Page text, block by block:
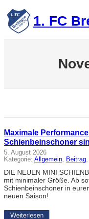
Zum
Inhalt
springen 1. FC
Maximale
Schienbeinschoner
5. August 2026
Kategorie: Allgemein, Beitrag,
DIE NEUEN MINI
mit minimaler Größe. Ab
Schienbeinschoner in
neuen Saison!
Weiterlesen